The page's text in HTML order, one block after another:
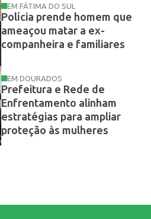
EM FÁTIMA DO SUL
Polícia prende homem que
ameaçou matar a ex-
companheira e familiares
EM DOURADOS
Prefeitura e Rede de
Enfrentamento alinham
estratégias para ampliar
proteção às mulheres